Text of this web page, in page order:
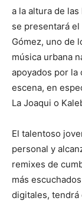
a la altura de
se presentará
Gómez, uno de
música urbana
apoyados por
escena, en
La Joaqui o
El talentoso
personal y
remixes de
más
digitales, tendrá